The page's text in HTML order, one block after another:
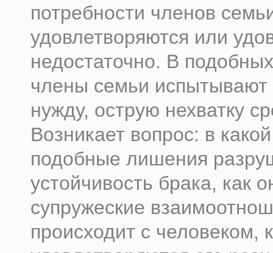
потребности членов
удовлетворяются или
недостаточно. В
члены семьи
нужду, острую нехватку
Возникает вопрос: в
подобные лишения
устойчивость брака, как
супружеские
происходит с человеком,